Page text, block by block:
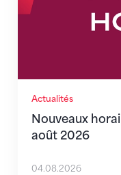
Actualités
Nouveaux
août 2026
04.08.2026